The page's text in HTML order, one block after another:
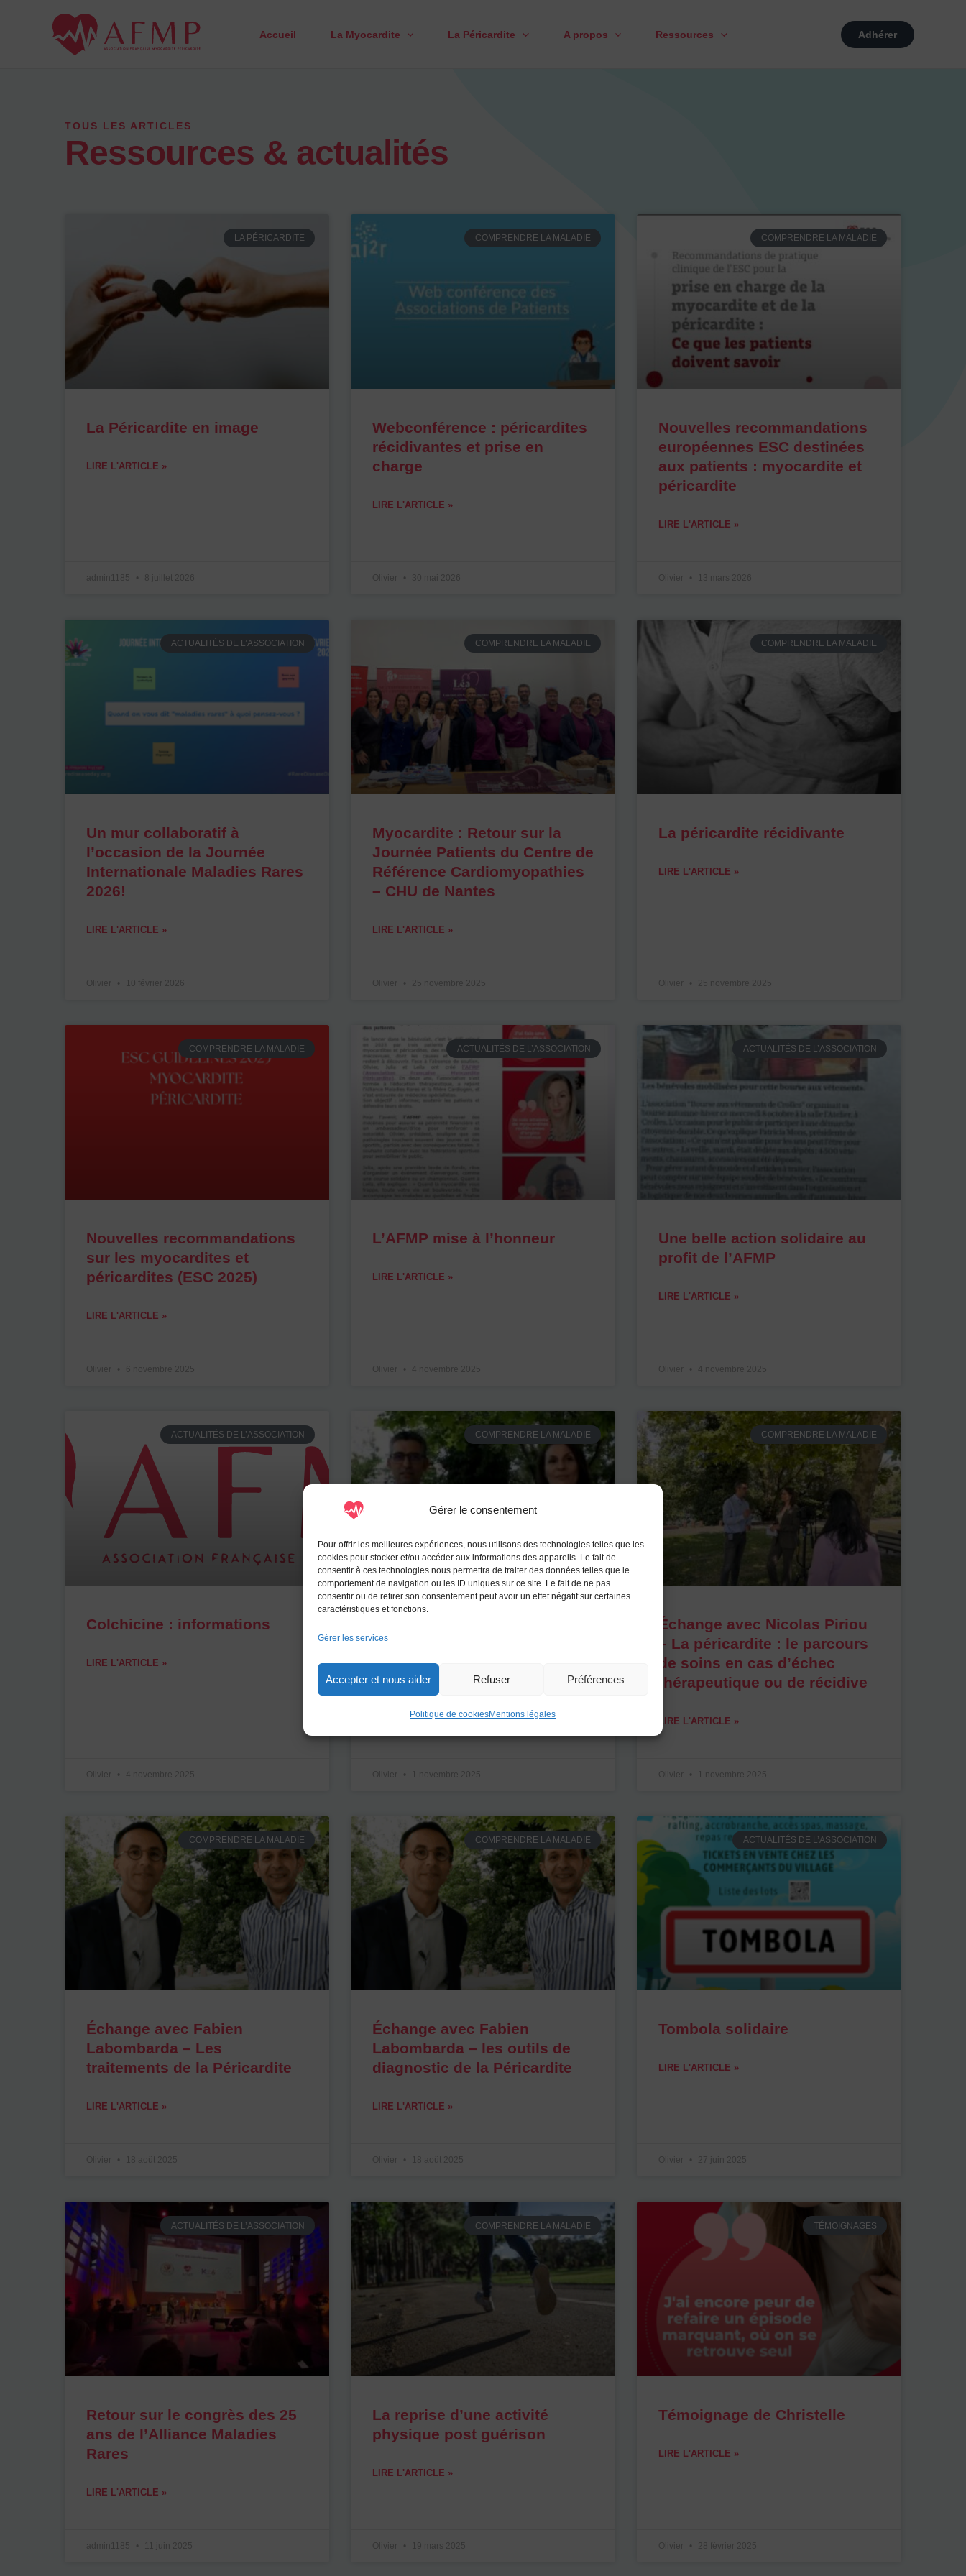
Gérer le consentement
Pour offrir les meilleures expériences, nous utilisons des technologies telles que les
cookies pour stocker et/ou accéder aux informations des appareils. Le fait de
consentir à ces technologies nous permettra de traiter des données telles que le
comportement de navigation ou les ID uniques sur ce site. Le fait de ne pas
consentir ou de retirer son consentement peut avoir un effet négatif sur certaines
caractéristiques et fonctions.
Gérer les services
Accepter et nous aider Refuser Préférences
Politique de cookiesMentions légales
Accueil La Myocardite La Péricardite A propos Ressources Adhérer
TOUS LES ARTICLES
Ressources & actualités
LA PÉRICARDITE
La Péricardite en image
LIRE L'ARTICLE »
admin1185 8 juillet 2026
COMPRENDRE LA MALADIE
Webconférence : péricardites
récidivantes et prise en
charge
LIRE L'ARTICLE »
Olivier 30 mai 2026
COMPRENDRE LA MALADIE
Nouvelles recommandations
européennes ESC destinées
aux patients : myocardite et
péricardite
LIRE L'ARTICLE »
Olivier 13 mars 2026
ACTUALITÉS DE L’ASSOCIATION
Un mur collaboratif à
l’occasion de la Journée
Internationale Maladies Rares
2026!
LIRE L'ARTICLE »
Olivier 10 février 2026
COMPRENDRE LA MALADIE
Myocardite : Retour sur la
Journée Patients du Centre de
Référence Cardiomyopathies
– CHU de Nantes
LIRE L'ARTICLE »
Olivier 25 novembre 2025
COMPRENDRE LA MALADIE
La péricardite récidivante
LIRE L'ARTICLE »
Olivier 25 novembre 2025
COMPRENDRE LA MALADIE
Nouvelles recommandations
sur les myocardites et
péricardites (ESC 2025)
LIRE L'ARTICLE »
Olivier 6 novembre 2025
ACTUALITÉS DE L’ASSOCIATION
L’AFMP mise à l’honneur
LIRE L'ARTICLE »
Olivier 4 novembre 2025
ACTUALITÉS DE L’ASSOCIATION
Une belle action solidaire au
profit de l’AFMP
LIRE L'ARTICLE »
Olivier 4 novembre 2025
ACTUALITÉS DE L’ASSOCIATION
Colchicine : informations
LIRE L'ARTICLE »
Olivier 4 novembre 2025
COMPRENDRE LA MALADIE
– Les séquelles de la
myocardite
Olivier 1 novembre 2025
COMPRENDRE LA MALADIE
Échange avec Nicolas Piriou
– La péricardite : le parcours
de soins en cas d’échec
thérapeutique ou de récidive
LIRE L'ARTICLE »
Olivier 1 novembre 2025
COMPRENDRE LA MALADIE
Échange avec Fabien
Labombarda – Les
traitements de la Péricardite
LIRE L'ARTICLE »
Olivier 18 août 2025
COMPRENDRE LA MALADIE
Échange avec Fabien
Labombarda – les outils de
diagnostic de la Péricardite
LIRE L'ARTICLE »
Olivier 18 août 2025
ACTUALITÉS DE L’ASSOCIATION
Tombola solidaire
LIRE L'ARTICLE »
Olivier 27 juin 2025
ACTUALITÉS DE L’ASSOCIATION
Retour sur le congrès des 25
ans de l’Alliance Maladies
Rares
LIRE L'ARTICLE »
admin1185 11 juin 2025
COMPRENDRE LA MALADIE
La reprise d’une activité
physique post guérison
LIRE L'ARTICLE »
Olivier 19 mars 2025
TÉMOIGNAGES
Témoignage de Christelle
LIRE L'ARTICLE »
Olivier 28 février 2025